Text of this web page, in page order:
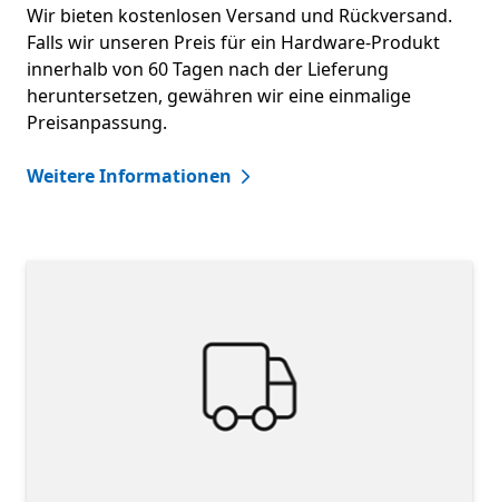
Wir bieten kostenlosen Versand und Rückversand.
Falls wir unseren Preis für ein Hardware-Produkt
innerhalb von 60 Tagen nach der Lieferung
heruntersetzen, gewähren wir eine einmalige
Preisanpassung.
Weitere Informationen